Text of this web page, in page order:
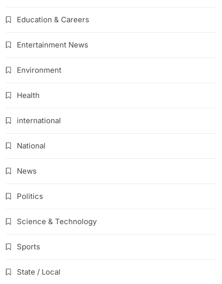
Education & Careers
Entertainment News
Environment
Health
international
National
News
Politics
Science & Technology
Sports
State / Local